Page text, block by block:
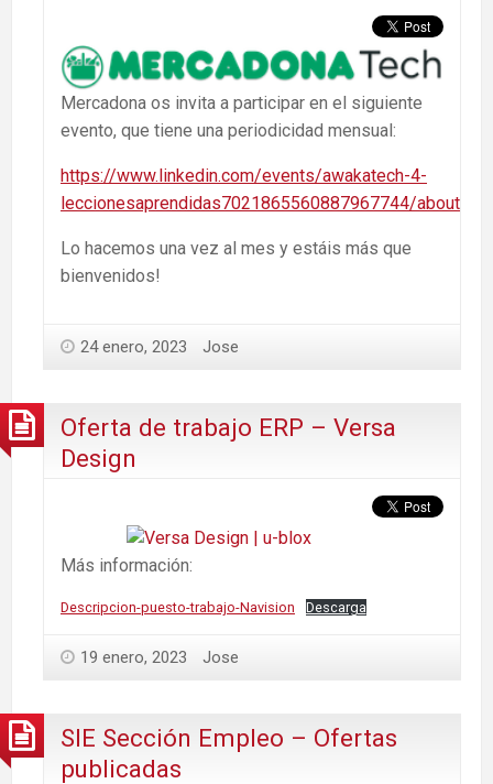
Mercadona os invita a participar en el siguiente
evento, que tiene una periodicidad mensual:
https://www.linkedin.com/events/awakatech-4-
leccionesaprendidas7021865560887967744/about/
Lo hacemos una vez al mes y estáis más que
bienvenidos!
24 enero, 2023 Jose
Oferta de trabajo ERP – Versa
Design
Más información:
Descripcion-puesto-trabajo-Navision Descarga
19 enero, 2023 Jose
SIE Sección Empleo – Ofertas
publicadas